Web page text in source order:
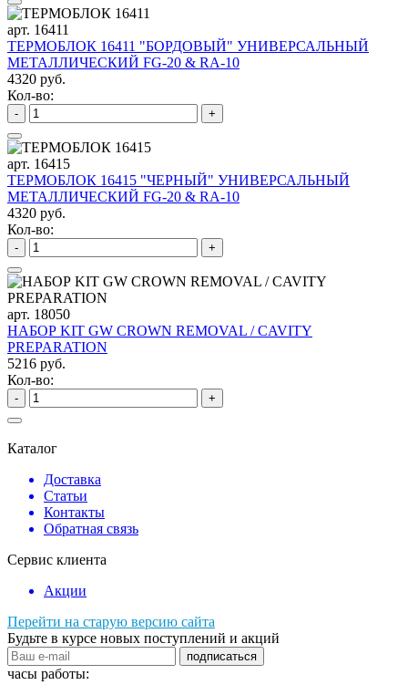
арт. 16411
ТЕРМОБЛОК 16411 "БОРДОВЫЙ" УНИВЕРСАЛЬНЫЙ
МЕТАЛЛИЧЕСКИЙ FG-20 & RA-10
4320 руб.
Кол-во:
- +
арт. 16415
ТЕРМОБЛОК 16415 "ЧЕРНЫЙ" УНИВЕРСАЛЬНЫЙ
МЕТАЛЛИЧЕСКИЙ FG-20 & RA-10
4320 руб.
Кол-во:
- +
арт. 18050
НАБОР KIT GW CROWN REMOVAL / CAVITY
PREPARATION
5216 руб.
Кол-во:
- +
Каталог
Доставка
Статьи
Контакты
Обратная связь
Сервис клиента
Акции
Перейти на старую версию сайта
Будьте в курсе новых поступлений и акций
подписаться
часы работы: